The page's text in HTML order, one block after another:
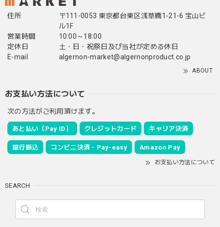
住所
〒111-0053 東京都台東区浅草橋1-21-6 宝山ビ
ル1F
営業時間
10:00～18:00
定休日
土・日・祝祭日及び当社が定める休日
E-mail
algernon-market@algernonproduct.co.jp
ABOUT
お支払い方法について
次の方法がご利用頂けます。
あと払い（Pay ID） クレジットカード キャリア決済
銀行振込 コンビニ決済・Pay-easy Amazon Pay
お支払い方法について
SEARCH